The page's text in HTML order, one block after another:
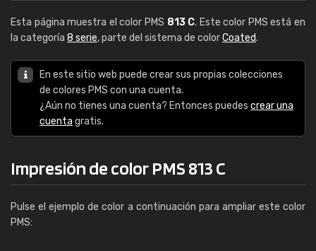
Esta página muestra el color PMS 813 C. Este color PMS está en
la categoría 8 serie, parte del sistema de colorCoated.
En este sitio web puede crear sus propias colecciones
de colores PMS con una cuenta.
¿Aún no tienes una cuenta? Entonces puedes crear una
cuenta gratis.
Impresión de color PMS 813 C
Pulse el ejemplo de color a continuación para ampliar este color
PMS: